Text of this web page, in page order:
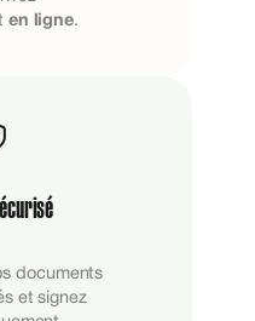
en ligne.
documents
et signez